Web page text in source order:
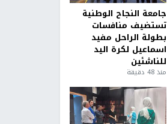
جامعة النجاح الوطنية
تستضيف منافسات
بطولة الراحل مفيد
اسماعيل لكرة اليد
للناشئين
منذ 48 دقيقة